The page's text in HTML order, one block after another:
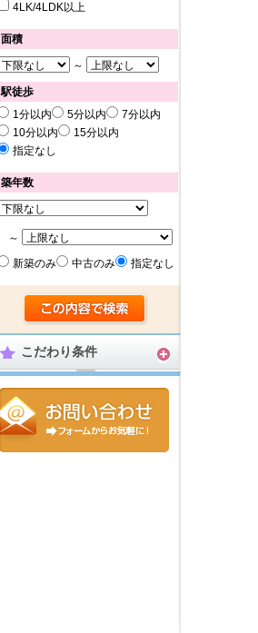
4LK/4LDK以上
面積
～
駅徒歩
1分以内
5分以内
7分以内
10分以内
15分以内
指定なし
築年数
～
新築のみ
中古のみ 指定なし
こだわり条件